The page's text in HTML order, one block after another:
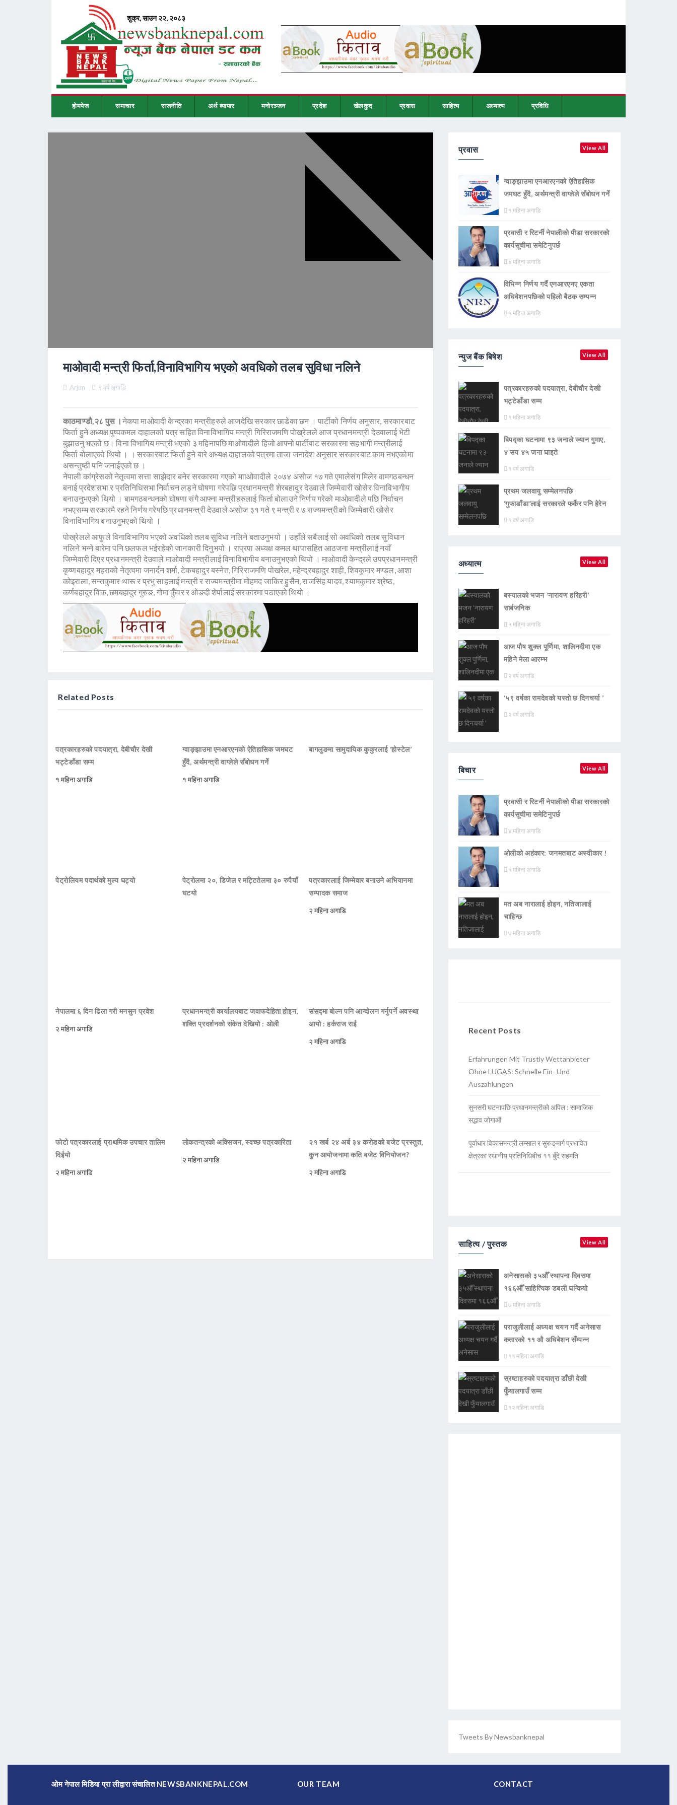
होमपेज समाचार राजनीति अर्थ ब्यापार मनोरञ्जन प्रदेश खेलकुद प्रवास साहित्य अध्यात्म प्रविधि
माओवादी मन्त्री फिर्ता,विनाविभागिय भएको अवधिको तलब सुविधा नलिने
Arjun ९ वर्ष अगाडि
काठमाण्डौ,२८ पुस । नेकपा माओवादी केन्द्रका मन्त्रीहरुले आजदेखि सरकार छाडेका छन । पार्टीको निर्णय अनुसार, सरकारबाट
फिर्ता हुने अध्यक्ष पुष्पकमल दाहालको पत्र सहित विनाविभागिय मन्त्री गिरिराजमणि पोख्रेलले आज प्रधानमन्त्री देउवालाई भेटी
बुझाउनु भएको छ। विना विभागिय मन्त्री भएको ३ महिनापछि माओवादीले हिजो आफ्नो पार्टीबाट सरकारमा सहभागी मन्त्रीलाई
फिर्ता बोलाएको थियो । । सरकारबाट फिर्ता हुने बारे अध्यक्ष दाहालको पत्रमा ताजा जनादेश अनुसार सरकारबाट काम नभएकोमा
असन्तुष्ठी पनि जनाईएको छ ।
नेपाली कांग्रेसको नेतृत्वमा सत्ता साझेदार बनेर सरकारमा गएको मााओवादीले २०७४ असोज १७ गते एमालेसंग मिलेर वामगठबन्धन
बनाई प्रदेशसभा र प्रतिनिधिसभा निर्वाचन लड्ने घोषणा गरेपछि प्रधानमन्त्री शेरबहादुर देउवाले जिम्मेवारी खोसेर विनाविभागीय
बनाउनुभएको थियो । बामगठबन्धनको घोषणा संगै आफ्ना मन्त्रीहरुलाई फिर्ता बोलाउने निर्णय गरेको माओवादीले पछि निर्वाचन
नभएसम्म सरकारमै रहने निर्णय गरेपछि प्रधानमन्त्री देउवाले असोज ३१ गते ९ मन्त्री र ७ राज्यमन्त्रीको जिम्मेवारी खोसेर
विनाविभागिय बनाउनुभएको थियो ।
पोख्रेलले आफुले विनाविभागिय भएको अवधिको तलब सुविधा नलिने बताउनुभयो । उहाँले सबैलाई सो अवधिको तलब सुविधान
नलिने भन्ने बारेमा पनि छलफल भईरहेको जानकारी दिनुभयो । राप्रपा अध्यक्ष कमल थापासहित आठजना मन्त्रीलाई नयाँ
जिम्मेवारी दिएर प्रधानमन्त्री देउवाले माओवादी मन्त्रीलाई विनाविभागीय बनाउनुभएको थियो । माओवादी केन्द्रले उपप्रधानमन्त्री
कृष्णबहादुर महराको नेतृत्वमा जनार्दन शर्मा, टेकबहादुर बस्नेत, गिरिराजमणि पोखरेल, महेन्द्रबहादुर शाही, शिवकुमार मण्डल, आशा
कोइराला, सन्तकुमार थारू र प्रभु साहलाई मन्त्री र राज्यमन्त्रीमा मोहमद जाकिर हुसैन, राजसिंह यादव, श्यामकुमार श्रेष्ठ,
कर्णबहादुर विक, छमबहादुर गुरुङ, गोमा कुँवर र ओङदी शेर्पालाई सरकारमा पठाएको थियो ।
Related Posts
पत्रकारहरुको पदयात्रा, देबीचौर देखी
भट्टेडाँडा सम्म
१ महिना अगाडि
ग्वाङ्झाउमा एनआरएनको ऐतिहासिक जमघट
हुँदै, अर्थमन्त्री वाग्लेले सँबोधन गर्ने
१ महिना अगाडि
बागलुङमा सामुदायिक कुकुरलाई ‘होस्टेल’
पेट्रोलियम पदार्थको मुल्य घट्यो
पेट्रोलमा २०, डिजेल र मट्टितेलमा ३० रुपैयाँ
घटयो
पत्रकारलाई जिम्मेवार बनाउने अभियानमा
सम्पादक समाज
२ महिना अगाडि
नेपालमा ६ दिन ढिला गरी मनसुन प्रवेश
२ महिना अगाडि
प्रधानमन्त्री कार्यालयबाट जवाफदेहिता होइन,
शक्ति प्रदर्शनको संकेत देखियो : ओली
संसद्मा बोल्न पनि आन्दोलन गर्नुपर्ने अवस्था
आयो : हर्कराज राई
२ महिना अगाडि
फोटो पत्रकारलाई प्राथमिक उपचार तालिम
दिईयो
२ महिना अगाडि
लोकतन्त्रको अक्सिजन, स्वच्छ पत्रकारिता
२ महिना अगाडि
२१ खर्ब २४ अर्ब ३४ करोडको बजेट प्रस्तुत,
कुन आयोजनामा कति बजेट विनियोजन?
२ महिना अगाडि
प्रवास View All
ग्वाङ्झाउमा एनआरएनको ऐतिहासिक
जमघट हुँदै, अर्थमन्त्री वाग्लेले सँबोधन गर्ने
१ महिना अगाडि
प्रवासी र रिटर्नी नेपालीको पीडा सरकारको
कार्यसूचीमा समेटिनुपर्छ
४ महिना अगाडि
विभिन्न निर्णय गर्दै एनआरएनए एकता
अधिवेशनपछिको पहिलो बैठक सम्पन्न
५ महिना अगाडि
न्युज बैंक बिषेश View All
पत्रकारहरुको पदयात्रा, देबीचौर देखी
भट्टेडाँडा सम्म
१ महिना अगाडि
बिपद्का घटनामा ९३ जनाले ज्यान गुमाए,
४ सय ४५ जना घाइते
१ वर्ष अगाडि
प्रथम जलवायु सम्मेलनपछि
‘गुफाडाँडा’लाई सरकारले फर्केर पनि हेरेन
१ वर्ष अगाडि
अध्यात्म View All
बस्यालको भजन ‘नारायण हरिहरी’
सार्बजनिक
५ महिना अगाडि
आज पौष शुक्ल पूर्णिमा, शालिनदीमा एक
महिने मेला आरम्भ
२ वर्ष अगाडि
‘५९ वर्षका रामदेवकाे यस्ताे छ दिनचर्या ’
२ वर्ष अगाडि
बिचार View All
प्रवासी र रिटर्नी नेपालीको पीडा सरकारको
कार्यसूचीमा समेटिनुपर्छ
४ महिना अगाडि
ओलीको अहंकार: जनमतबाट अस्वीकार !
५ महिना अगाडि
मत अब नारालाई होइन, नतिजालाई
चाहिन्छ
७ महिना अगाडि
Recent Posts
Erfahrungen Mit Trustly Wettanbieter
Ohne LUGAS: Schnelle Ein- Und
Auszahlungen
सुनसरी घटनापछि प्रधानमन्त्रीको अपिल : सामाजिक
सद्भाव जोगाऔं
पूर्वाधार विकासमन्त्री लम्साल र सुरुङमार्ग प्रभावित
क्षेत्रका स्थानीय प्रतिनिधिबीच ११ बुँदे सहमति
साहित्य / पुस्तक View All
अनेसासको ३५औँ स्थापना दिवसमा
१६६औँ साहित्यिक डबली घन्कियाे
७ महिना अगाडि
पराजुलीलाई अध्यक्ष चयन गर्दै अनेसास
कतारको ११ औ अधिबेशन सँम्पन्न
११ महिना अगाडि
स्रष्टाहरुको पदयात्रा डाँछी देखी
फुँयालगाउँ सम्म
१२ महिना अगाडि
Tweets By Newsbanknepal
ओम नेपाल मिडिया प्रा लीद्वारा संचालित NEWSBANKNEPAL.COM OUR TEAM CONTACT